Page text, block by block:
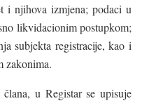
i njihova izmjena; podaci u
likvidacionim postupkom;
subjekta registracije, kao i
zakonima.
u Registar se upisuje